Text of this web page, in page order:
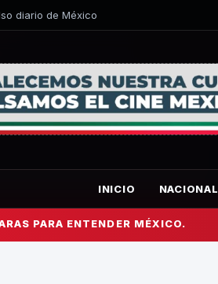
diario de México
INICIO NACIONAL
PARA ENTENDER MÉXICO.